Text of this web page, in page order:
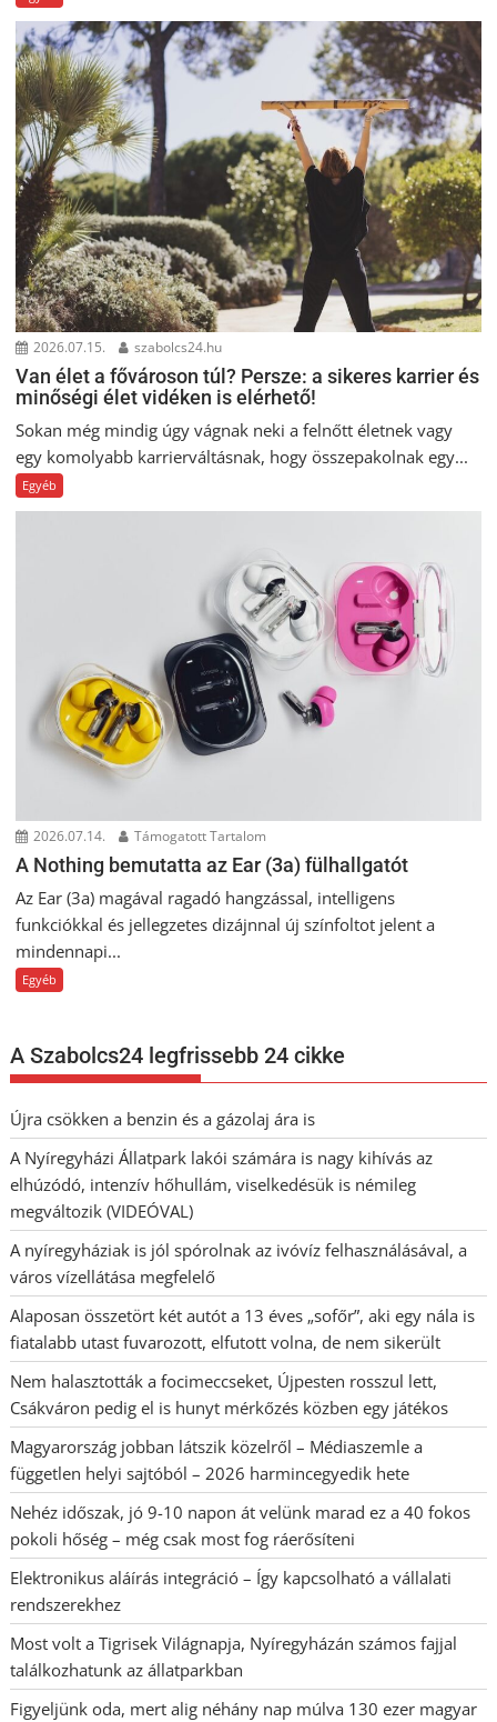
2026.07.15. szabolcs24.hu
Van élet a fővároson túl? Persze: a sikeres karrier és
minőségi élet vidéken is elérhető!
Sokan még mindig úgy vágnak neki a felnőtt életnek vagy
egy komolyabb karrierváltásnak, hogy összepakolnak egy...
Egyéb
2026.07.14. Támogatott Tartalom
A Nothing bemutatta az Ear (3a) fülhallgatót
Az Ear (3a) magával ragadó hangzással, intelligens
funkciókkal és jellegzetes dizájnnal új színfoltot jelent a
mindennapi...
Egyéb
A Szabolcs24 legfrissebb 24 cikke
Újra csökken a benzin és a gázolaj ára is
A Nyíregyházi Állatpark lakói számára is nagy kihívás az
elhúzódó, intenzív hőhullám, viselkedésük is némileg
megváltozik (VIDEÓVAL)
A nyíregyháziak is jól spórolnak az ivóvíz felhasználásával, a
város vízellátása megfelelő
Alaposan összetört két autót a 13 éves „sofőr”, aki egy nála is
fiatalabb utast fuvarozott, elfutott volna, de nem sikerült
Nem halasztották a focimeccseket, Újpesten rosszul lett,
Csákváron pedig el is hunyt mérkőzés közben egy játékos
Magyarország jobban látszik közelről – Médiaszemle a
független helyi sajtóból – 2026 harmincegyedik hete
Nehéz időszak, jó 9-10 napon át velünk marad ez a 40 fokos
pokoli hőség – még csak most fog ráerősíteni
Elektronikus aláírás integráció – Így kapcsolható a vállalati
rendszerekhez
Most volt a Tigrisek Világnapja, Nyíregyházán számos fajjal
találkozhatunk az állatparkban
Figyeljünk oda, mert alig néhány nap múlva 130 ezer magyar